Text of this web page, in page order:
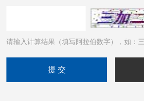
请输入计算结果（填写阿拉伯数字），如：